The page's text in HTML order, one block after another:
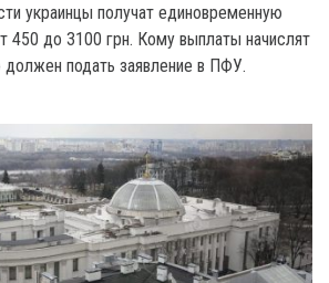
украинцы получат единовременную
до 3100 грн. Кому выплаты начислят
должен подать заявление в ПФУ.